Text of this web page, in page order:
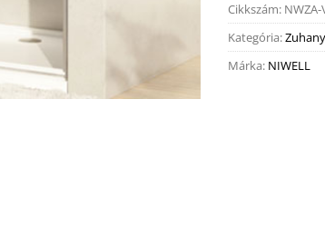
Cikkszám: NWZA-
Kategória:
Márka: NIWELL